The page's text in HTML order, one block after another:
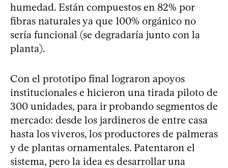
humedad. Están compuestos en 82% por
fibras naturales ya que 100% orgánico no
sería funcional (se degradaría junto con la
planta).
Con el prototipo final lograron apoyos
institucionales e hicieron una tirada piloto de
300 unidades, para ir probando segmentos de
mercado: desde los jardineros de entre casa
hasta los viveros, los productores de palmeras
y de plantas ornamentales. Patentaron el
sistema, pero la idea es desarrollar una